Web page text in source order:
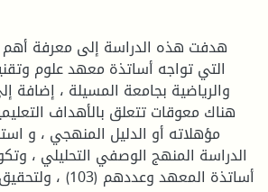
هدفت هذه الدراسة إلى معرفة أهم
التي تواجه أساتذة معهد علوم
والرياضية بجامعة المسيلة ، إضافة
هناك معوقات تتعلق بالأهداف
مؤهلاته أو الدليل المنهجي ، و
الدراسة المنهج الوصفي التحليلي ،
أساتذة المعهد